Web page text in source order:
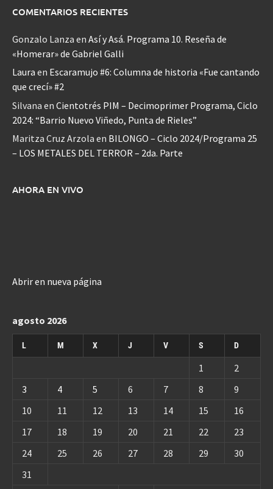
COMENTARIOS RECIENTES
Gonzalo Lanza en Así y Asá. Programa 10. Reseña de
«Homerar» de Gabriel Galli
Laura en Escaramujo #6: Columna de historia «Fue cantando
que crecí» #2
Silvana en Cientotrés PIM – Decimoprimer Programa, Ciclo
2024: “Barrio Nuevo Viñedo, Punta de Rieles”
Maritza Cruz Arzola en BILONGO – Ciclo 2024/Programa 25
– LOS METALES DEL TERROR – 2da. Parte
AHORA EN VIVO
Abrir en nueva página
agosto 2026
L M X J V S D
1
2
3
4 5 6 7 8
9
10
11 12 13 14 15
16
17
18 19 20 21 22
23
24
25 26 27 28 29
30
31